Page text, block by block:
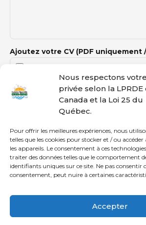
Nous respectons
privée selon la LPRDE
Canada et la Loi 25 du
Québec.
Pour offrir les meilleures expériences, nous
telles que les cookies pour stocker et / ou
les appareils. Le consentement à ces
traiter des données telles que le comportement
identifiants uniques sur ce site. Ne pas consentir
consentement, peut nuire à certaines
Accepter
Ajoutez votre CV (PDF uniquement
© Loisirs Sportifs CDN-NDG |
depuis le 21 novembre
ACCUEIL CDN NDG
Français English(